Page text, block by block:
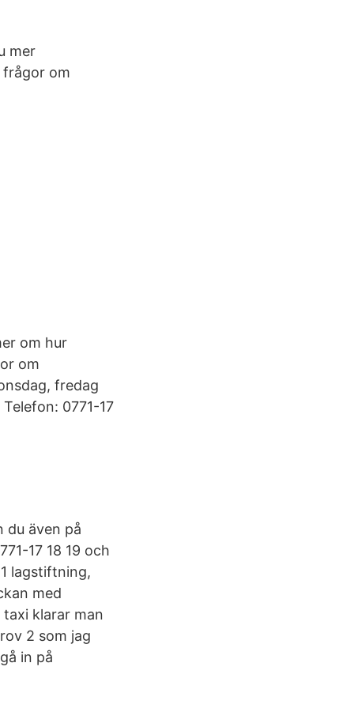
mer
frågor om
om hur
om
fredag
0771-17
du även på
17 18 19 och
lagstiftning,
med
klarar man
2 som jag
in på